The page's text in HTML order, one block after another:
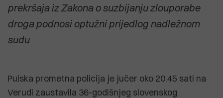
prekršaja iz Zakona o suzbijanju zlouporabe
droga podnosi optužni prijedlog nadležnom
sudu
Pulska prometna policija je jučer oko 20.45 sati na
Verudi zaustavila 36-godišnjeg slovenskog